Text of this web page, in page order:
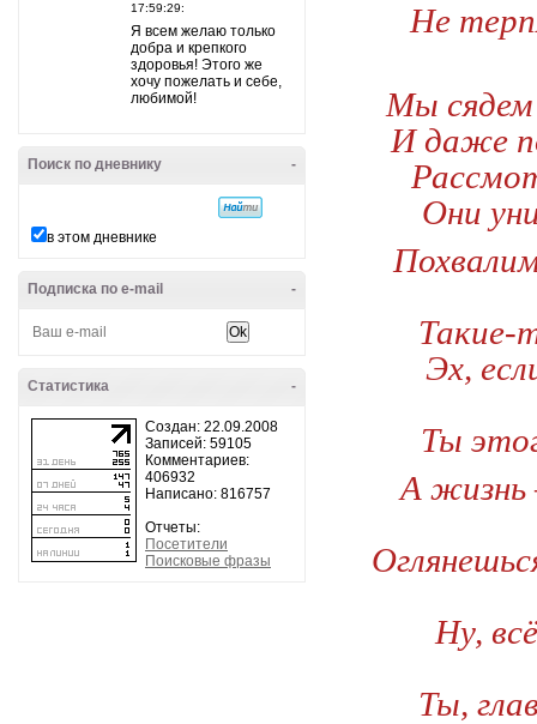
17:59:29:
Я всем желаю только
добра и крепкого
здоровья! Этого же
хочу пожелать и себе,
любимой!
-
Поиск по дневнику
в этом дневнике
-
Подписка по e-mail
-
Статистика
Создан: 22.09.2008
Записей: 59105
Комментариев:
406932
Написано: 816757
Отчеты:
Посетители
Поисковые фразы
Не
Мы сядем
И даже
Они
Такие-
Эх,
Ты
А жизнь
Ну,
Ты,